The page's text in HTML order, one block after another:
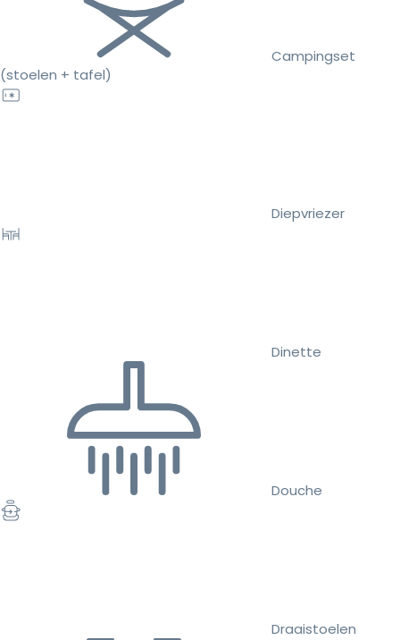
Campingset
(stoelen + tafel)
Diepvriezer
Dinette
Douche
Draaistoelen